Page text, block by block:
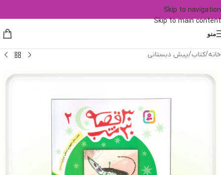
Skip to navigation
Skip to main content
منو
خانه/کتاب/پیش دبستانی